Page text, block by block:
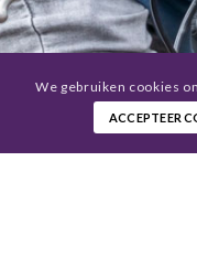
We gebruiken cookies
ACCEPTEER